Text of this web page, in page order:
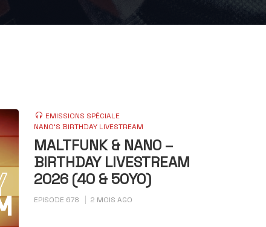
EMISSIONS SPÉCIALE
NANO'S BIRTHDAY LIVESTREAM
MALTFUNK & NANO –
BIRTHDAY LIVESTREAM
2026 (40 & 50YO)
EPISODE 678 2 MOIS AGO